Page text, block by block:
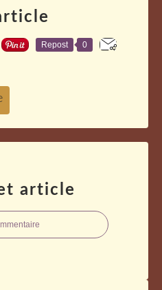
Repost 0
article